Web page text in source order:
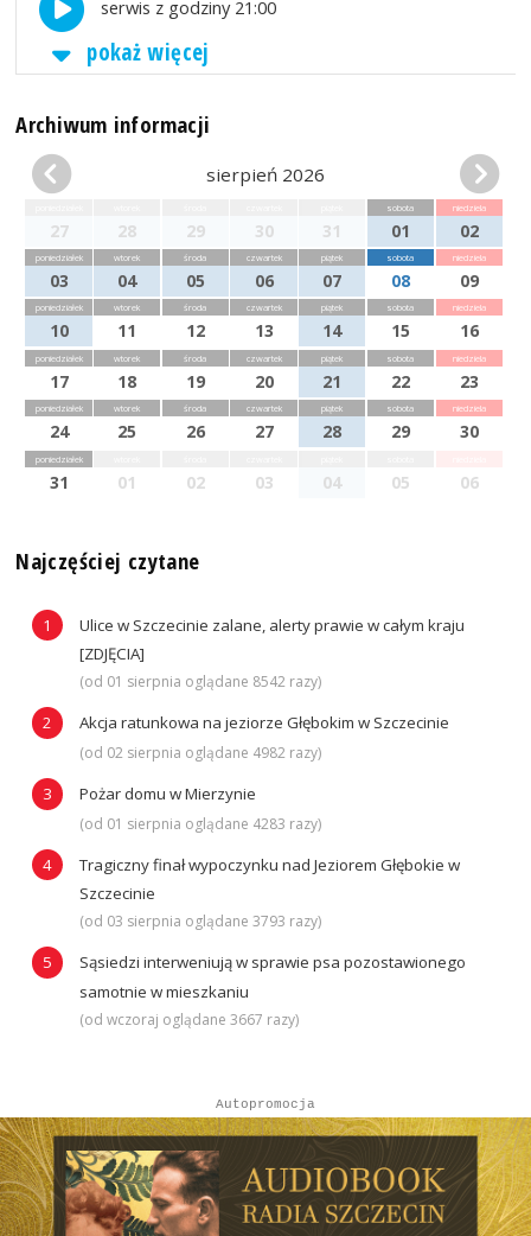
serwis z godziny 21:00
pokaż więcej
Archiwum informacji
sierpień 2026
27 28 29 30 31
sobota
01
niedziela
02
poniedziałek
03
wtorek
04
środa
05
czwartek
06
piątek
07
sobota
08
niedziela
09
poniedziałek
10
wtorek
11
środa
12
czwartek
13
piątek
14
sobota
15
niedziela
16
poniedziałek
17
wtorek
18
środa
19
czwartek
20
piątek
21
sobota
22
niedziela
23
poniedziałek
24
wtorek
25
środa
26
czwartek
27
piątek
28
sobota
29
niedziela
30
poniedziałek
31 01 02 03 04 05 06
Najczęściej czytane
Ulice w Szczecinie zalane, alerty prawie w całym kraju
[ZDJĘCIA]
(od 01 sierpnia oglądane 8542 razy)
Akcja ratunkowa na jeziorze Głębokim w Szczecinie
(od 02 sierpnia oglądane 4982 razy)
Pożar domu w Mierzynie
(od 01 sierpnia oglądane 4283 razy)
Tragiczny finał wypoczynku nad Jeziorem Głębokie w
Szczecinie
(od 03 sierpnia oglądane 3793 razy)
Sąsiedzi interweniują w sprawie psa pozostawionego
samotnie w mieszkaniu
(od wczoraj oglądane 3667 razy)
Autopromocja